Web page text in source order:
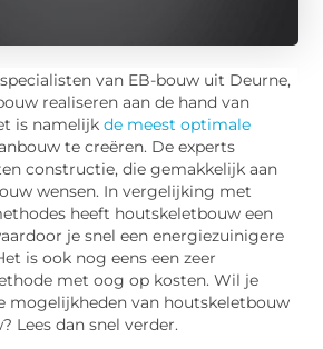
van EB-bouw uit Deurne,
realiseren aan de hand van
is namelijkde meest optimale
te creëren. De experts
constructie, die gemakkelijk aan
wensen. In vergelijking met
heeft houtskeletbouw een
je snel een energiezuinigere
is ook nog eens een zeer
met oog op kosten. Wil je
mogelijkheden van houtskeletbouw
Lees dan snel verder.